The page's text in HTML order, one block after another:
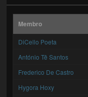
Membro
DiCello Poeta
António Tê Santos
Frederico De Castro
Hygora Hoxy